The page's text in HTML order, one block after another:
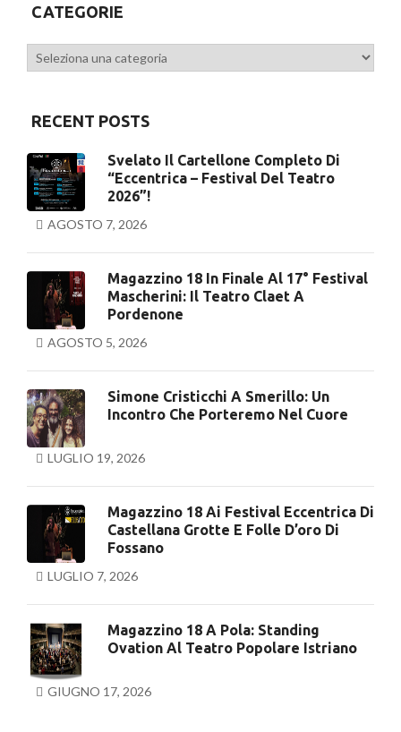
CATEGORIE
Categorie
RECENT POSTS
Svelato Il Cartellone Completo Di
“Eccentrica – Festival Del Teatro
2026”!
AGOSTO 7, 2026
Magazzino 18 In Finale Al 17° Festival
Mascherini: Il Teatro Claet A
Pordenone
AGOSTO 5, 2026
Simone Cristicchi A Smerillo: Un
Incontro Che Porteremo Nel Cuore
LUGLIO 19, 2026
Magazzino 18 Ai Festival Eccentrica Di
Castellana Grotte E Folle D’oro Di
Fossano
LUGLIO 7, 2026
Magazzino 18 A Pola: Standing
Ovation Al Teatro Popolare Istriano
GIUGNO 17, 2026